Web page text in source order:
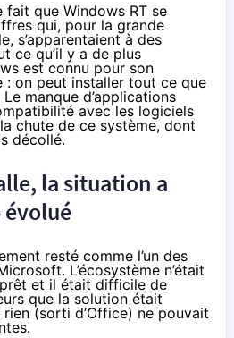
fait que Windows RT se
qui, pour la grande
s’apparentaient à des
ce qu’il y a de plus
est connu pour son
: on peut installer tout ce que
manque d’applications
avec les logiciels
chute de ce système, dont
décollé.
la situation a
resté comme l’un des
L’écosystème n’était
et il était difficile de
que la solution était
(sorti d’Office) ne pouvait